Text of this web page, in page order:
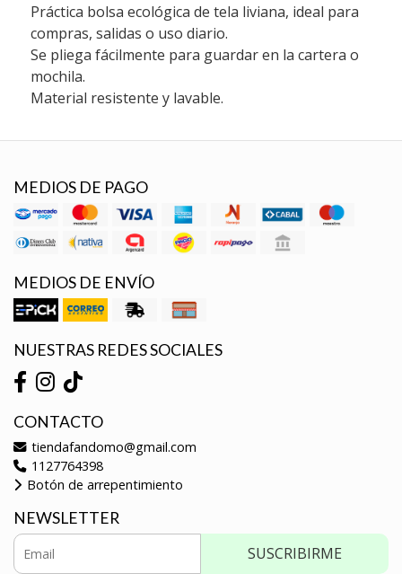
Práctica bolsa ecológica de tela liviana, ideal para
compras, salidas o uso diario.
Se pliega fácilmente para guardar en la cartera o
mochila.
Material resistente y lavable.
MEDIOS DE PAGO
MEDIOS DE ENVÍO
NUESTRAS REDES SOCIALES
CONTACTO
tiendafandomo@gmail.com
1127764398
Botón de arrepentimiento
NEWSLETTER
SUSCRIBIRME